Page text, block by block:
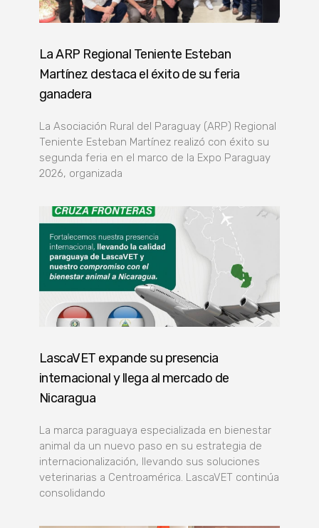
La ARP Regional Teniente Esteban
Martínez destaca el éxito de su feria
ganadera
La Asociación Rural del Paraguay (ARP) Regional
Teniente Esteban Martínez realizó con éxito su
segunda feria en el marco de la Expo Paraguay
2026, organizada
LascaVET expande su presencia
internacional y llega al mercado de
Nicaragua
La marca paraguaya especializada en bienestar
animal da un nuevo paso en su estrategia de
internacionalización, llevando sus soluciones
veterinarias a Centroamérica. LascaVET continúa
consolidando